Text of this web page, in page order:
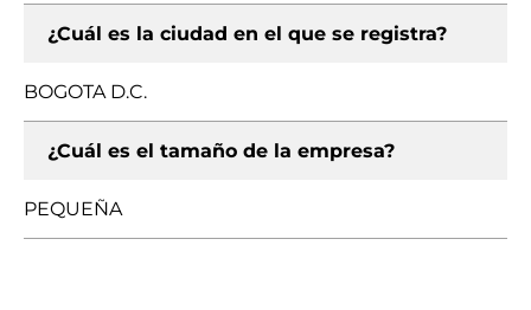
¿Cuál es la ciudad en el que se registra?
BOGOTA D.C.
¿Cuál es el tamaño de la empresa?
PEQUEÑA